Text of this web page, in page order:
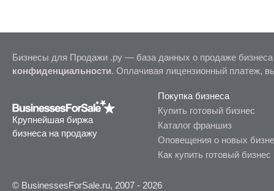
Бизнесы для Продажи .ру — база данных о продаже
конфиденциальности. Оплачивая лицензионный платеж,
Крупнейшая биржа
бизнеса на продажу
Покупка бизнеса
Купить готовый бизнес
Каталог франшиз
Оповещения о новых
Как купить готовый бизнес
© BusinessesForSale.ru, 2007 - 2026